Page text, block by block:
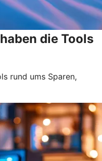
die Tools
rund ums Sparen,